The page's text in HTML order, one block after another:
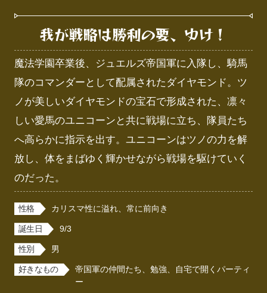
我が戦略は勝利の要、ゆけ！
魔法学園卒業後、ジュエルズ帝国軍に入隊し、騎馬
隊のコマンダーとして配属されたダイヤモンド。ツ
ノが美しいダイヤモンドの宝石で形成された、凛々
しい愛馬のユニコーンと共に戦場に立ち、隊員たち
へ高らかに指示を出す。ユニコーンはツノの力を解
放し、体をまばゆく輝かせながら戦場を駆けていく
のだった。
性格 カリスマ性に溢れ、常に前向き
誕生日 9/3
性別 男
好きなもの
帝国軍の仲間たち、勉強、自宅で開くパーティ
ー